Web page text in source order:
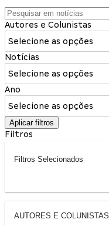
Autores e Colunistas
Selecione as opções
Notícias
Selecione as opções
Ano
Selecione as opções
Aplicar filtros
Filtros
Filtros Selecionados
AUTORES E COLUNISTAS